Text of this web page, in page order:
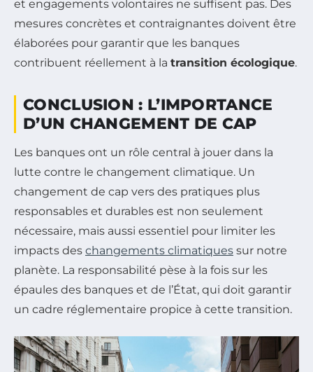
et engagements volontaires ne suffisent pas. Des
mesures concrètes et contraignantes doivent être
élaborées pour garantir que les banques
contribuent réellement à la transition écologique.
CONCLUSION : L’IMPORTANCE
D’UN CHANGEMENT DE CAP
Les banques ont un rôle central à jouer dans la
lutte contre le changement climatique. Un
changement de cap vers des pratiques plus
responsables et durables est non seulement
nécessaire, mais aussi essentiel pour limiter les
impacts des changements climatiques sur notre
planète. La responsabilité pèse à la fois sur les
épaules des banques et de l’État, qui doit garantir
un cadre réglementaire propice à cette transition.